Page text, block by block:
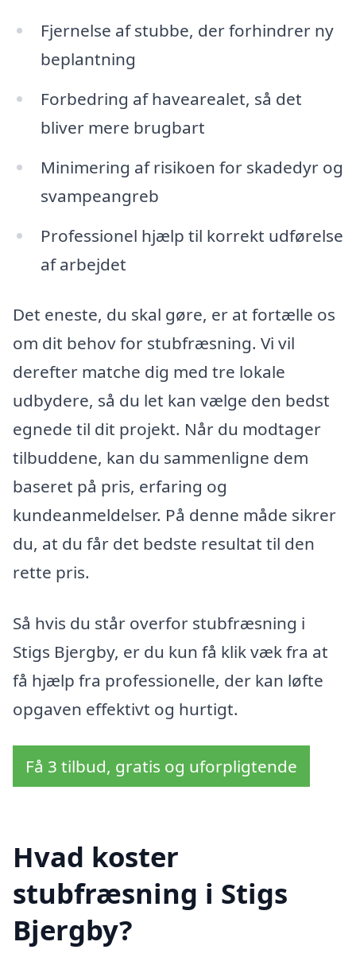
Fjernelse af stubbe, der forhindrer ny
beplantning
Forbedring af havearealet, så det
bliver mere brugbart
Minimering af risikoen for skadedyr og
svampeangreb
Professionel hjælp til korrekt udførelse
af arbejdet
Det eneste, du skal gøre, er at fortælle os
om dit behov for stubfræsning. Vi vil
derefter matche dig med tre lokale
udbydere, så du let kan vælge den bedst
egnede til dit projekt. Når du modtager
tilbuddene, kan du sammenligne dem
baseret på pris, erfaring og
kundeanmeldelser. På denne måde sikrer
du, at du får det bedste resultat til den
rette pris.
Så hvis du står overfor stubfræsning i
Stigs Bjergby, er du kun få klik væk fra at
få hjælp fra professionelle, der kan løfte
opgaven effektivt og hurtigt.
Få 3 tilbud, gratis og uforpligtende
Hvad koster
stubfræsning i Stigs
Bjergby?